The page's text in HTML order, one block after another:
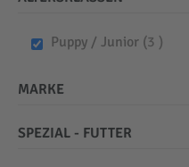
Puppy / Junior 3 items
MARKE
SPEZIAL - FUTTER